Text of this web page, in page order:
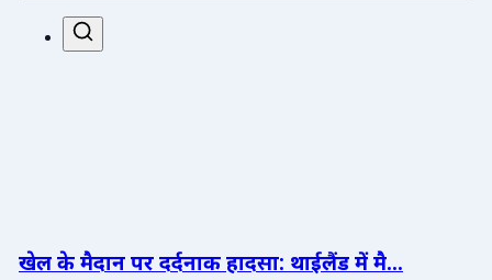
खेल के मैदान पर दर्दनाक हादसा: थाईलैंड में मै...